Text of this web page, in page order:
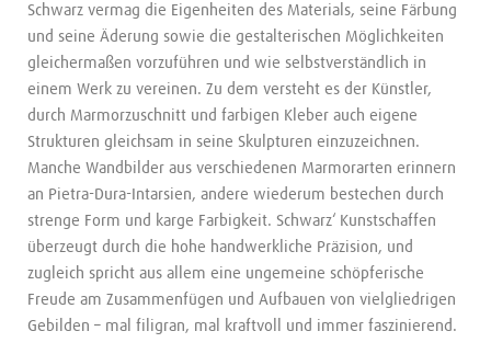
Schwarz vermag die Eigenheiten des Materials, seine Färbung
und seine Äderung sowie die gestalterischen Möglichkeiten
gleichermaßen vorzuführen und wie selbstverständlich in
einem Werk zu vereinen. Zu dem versteht es der Künstler,
durch Marmorzuschnitt und farbigen Kleber auch eigene
Strukturen gleichsam in seine Skulpturen einzuzeichnen.
Manche Wandbilder aus verschiedenen Marmorarten erinnern
an Pietra-Dura-Intarsien, andere wiederum bestechen durch
strenge Form und karge Farbigkeit. Schwarz‘ Kunstschaffen
überzeugt durch die hohe handwerkliche Präzision, und
zugleich spricht aus allem eine ungemeine schöpferische
Freude am Zusammenfügen und Aufbauen von vielgliedrigen
Gebilden – mal filigran, mal kraftvoll und immer faszinierend.